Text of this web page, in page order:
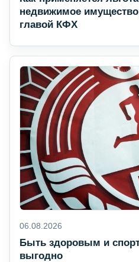
недвижимое
главой КФХ
06.08.2026
Быть здоровым и
выгодно